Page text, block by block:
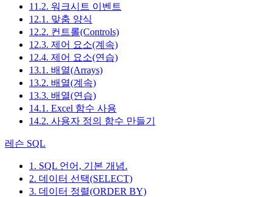
11.2. 워크시트 이벤트
12.1. 맞춤 양식
12.2. 컨트롤(Controls)
12.3. 제어 요소(계속)
12.4. 제어 요소(연습)
13.1. 배열(Arrays)
13.2. 배열(계속)
13.3. 배열(연습)
14.1. Excel 함수 사용
14.2. 사용자 정의 함수 만들기
레슨 SQL
1. SQL 언어, 기본 개념.
2. 데이터 선택(SELECT)
3. 데이터 정렬(ORDER BY)